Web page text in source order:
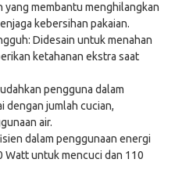
membantu menghilangkan
kebersihan pakaian.​
Didesain untuk menahan
ketahanan ekstra saat
pengguna dalam
dengan jumlah cucian,
air.​
dalam penggunaan energi
Watt untuk mencuci dan 110